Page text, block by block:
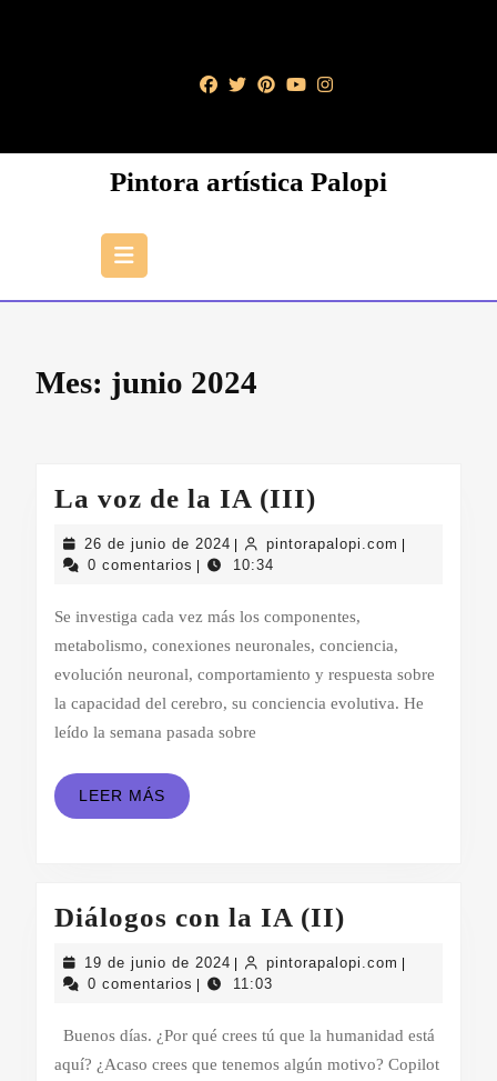
Pintora artística Palopi
Botón
Mes: junio 2024
La voz de la IA (III)
voz
IA
26 de junio de 2024 26
de
2024
pintorapalopi.com
0 comentarios 10:34
Se investiga cada vez más los componentes,
metabolismo, conexiones neuronales, conciencia,
evolución neuronal, comportamiento y respuesta sobre
la capacidad del cerebro, su conciencia evolutiva. He
leído la semana pasada sobre
LEER MÁS LEER
MÁS
Diálogos con la IA (II)
con
(II)
19 de junio de 2024 19
de
2024
pintorapalopi.com
0 comentarios 11:03
Buenos días. ¿Por qué crees tú que la humanidad está
aquí? ¿Acaso crees que tenemos algún motivo? Copilot